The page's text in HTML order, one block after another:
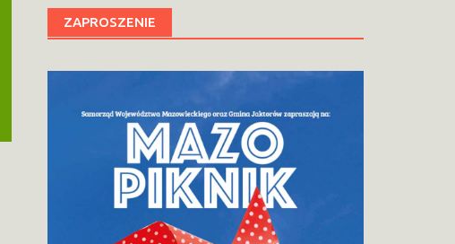
ZAPROSZENIE